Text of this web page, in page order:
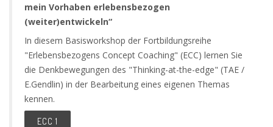
mein Vorhaben erlebensbezogen
(weiter)entwickeln“
In diesem Basisworkshop der Fortbildungsreihe
"Erlebensbezogens Concept Coaching" (ECC) lernen Sie
die Denkbewegungen des "Thinking-at-the-edge" (TAE /
E.Gendlin) in der Bearbeitung eines eigenen Themas
kennen.
ECC 1